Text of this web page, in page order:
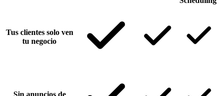
Tus clientes solo ven
tu negocio
Sin anuncios de